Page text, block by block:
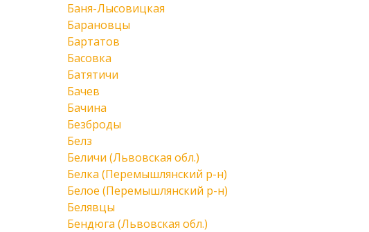
Баня-Лысовицкая
Барановцы
Бартатов
Басовка
Батятичи
Бачев
Бачина
Безброды
Белз
Беличи (Львовская обл.)
Белка (Перемышлянский р-н)
Белое (Перемышлянский р-н)
Белявцы
Бендюга (Львовская обл.)